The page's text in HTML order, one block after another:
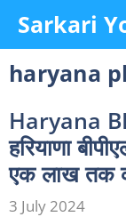
content
Sarkari
haryana
Haryana
हरियाणा
एक लाख तक
3 July 2024